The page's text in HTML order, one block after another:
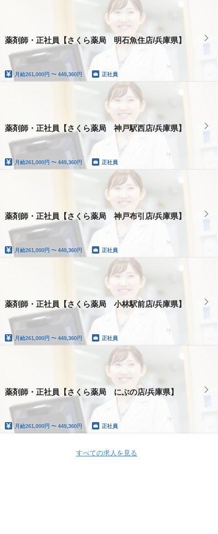
薬剤師・正社員【さくら薬局 明石魚住店/兵庫県】
月給261,000円 〜 449,360円 正社員
薬剤師・正社員【さくら薬局 神戸駅西店/兵庫県】
月給261,000円 〜 449,360円 正社員
薬剤師・正社員【さくら薬局 神戸布引店/兵庫県】
月給261,000円 〜 449,360円 正社員
薬剤師・正社員【さくら薬局 小林駅前店/兵庫県】
月給261,000円 〜 449,360円 正社員
薬剤師・正社員【さくら薬局 にぶの店/兵庫県】
月給261,000円 〜 449,360円 正社員
すべての求人を見る